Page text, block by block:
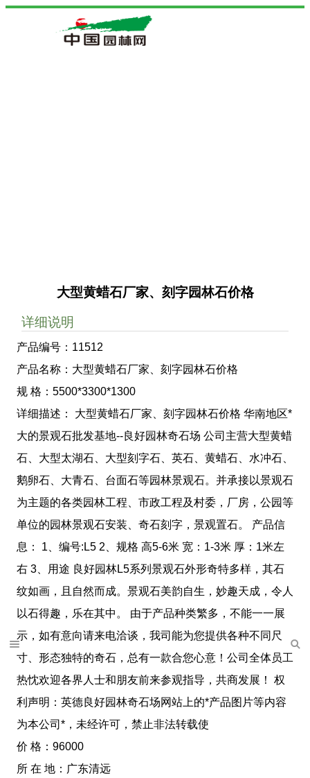
大型黄蜡石厂家、刻字园林石价格
详细说明
产品编号：11512
产品名称：大型黄蜡石厂家、刻字园林石价格
规 格：5500*3300*1300
详细描述： 大型黄蜡石厂家、刻字园林石价格 华南地区*
大的景观石批发基地--良好园林奇石场 公司主营大型黄蜡
石、大型太湖石、大型刻字石、英石、黄蜡石、水冲石、
鹅卵石、大青石、台面石等园林景观石。并承接以景观石
为主题的各类园林工程、市政工程及村委，厂房，公园等
单位的园林景观石安装、奇石刻字，景观置石。 产品信
息： 1、编号:L5 2、规格 高5-6米 宽：1-3米 厚：1米左
右 3、用途 良好园林L5系列景观石外形奇特多样，其石
纹如画，且自然而成。景观石美韵自生，妙趣天成，令人
以石得趣，乐在其中。 由于产品种类繁多，不能一一展
示，如有意向请来电洽谈，我司能为您提供各种不同尺
寸、形态独特的奇石，总有一款合您心意！公司全体员工
热忱欢迎各界人士和朋友前来参观指导，共商发展！ 权
利声明：英德良好园林奇石场网站上的*产品图片等内容
为本公司*，未经许可，禁止非法转载使
价 格：96000
所 在 地：广东清远